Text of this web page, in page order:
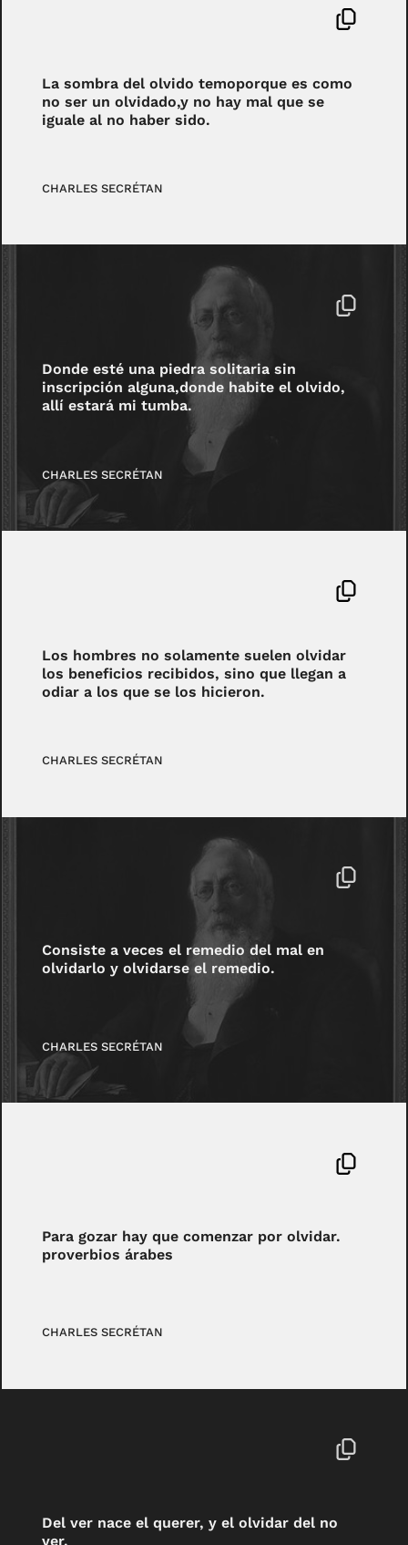
La sombra del olvido temoporque es como
no ser un olvidado,y no hay mal que se
iguale al no haber sido.
CHARLES SECRÉTAN
Donde esté una piedra solitaria sin
inscripción alguna,donde habite el olvido,
allí estará mi tumba.
CHARLES SECRÉTAN
Los hombres no solamente suelen olvidar
los beneficios recibidos, sino que llegan a
odiar a los que se los hicieron.
CHARLES SECRÉTAN
Consiste a veces el remedio del mal en
olvidarlo y olvidarse el remedio.
CHARLES SECRÉTAN
Para gozar hay que comenzar por olvidar.
proverbios árabes
CHARLES SECRÉTAN
Del ver nace el querer, y el olvidar del no
ver.